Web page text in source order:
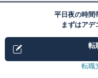
平日夜の時間
まずはアデ
転
転職